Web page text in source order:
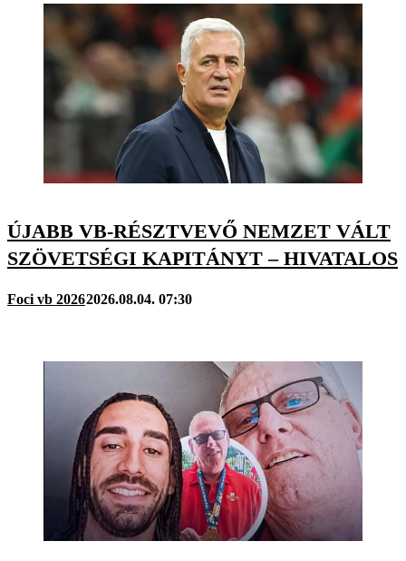
ÚJABB VB-RÉSZTVEVŐ NEMZET VÁLT
SZÖVETSÉGI KAPITÁNYT – HIVATALOS
Foci vb 20262026.08.04. 07:30